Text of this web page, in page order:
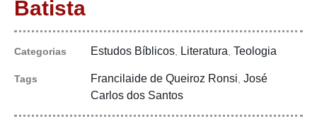
Batista
Categorias Estudos Bíblicos Literatura Teologia
Tags Francilaide de Queiroz Ronsi José
Carlos dos Santos